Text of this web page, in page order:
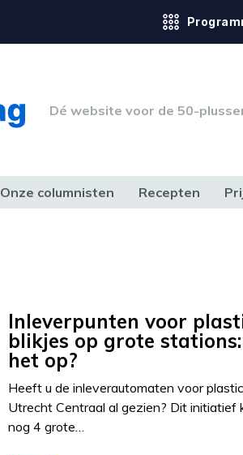
Dé website voor de 50-
Onze columnisten Recepten
Inleverpunten voor
blikjes op grote
het op?
Heeft u de inleverautomaten voor
Utrecht Centraal al gezien? Dit initiatief
nog 4 grote…